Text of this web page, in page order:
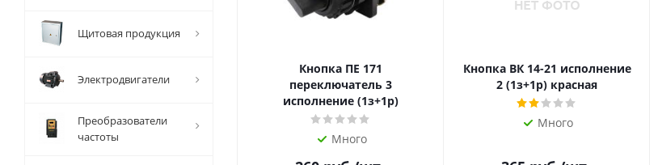
Кнопка ПЕ 171
переключатель 3
исполнение (1з+1р)
Много
Кнопка ВК 14-21 исполнение
2 (1з+1р) красная
Много
Щитовая продукция
Электродвигатели
Преобразователи
частоты